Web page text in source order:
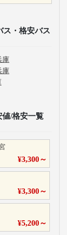
ス・格安バス
庫
庫
値/格安一覧
¥3,300～
¥3,300～
¥5,200～